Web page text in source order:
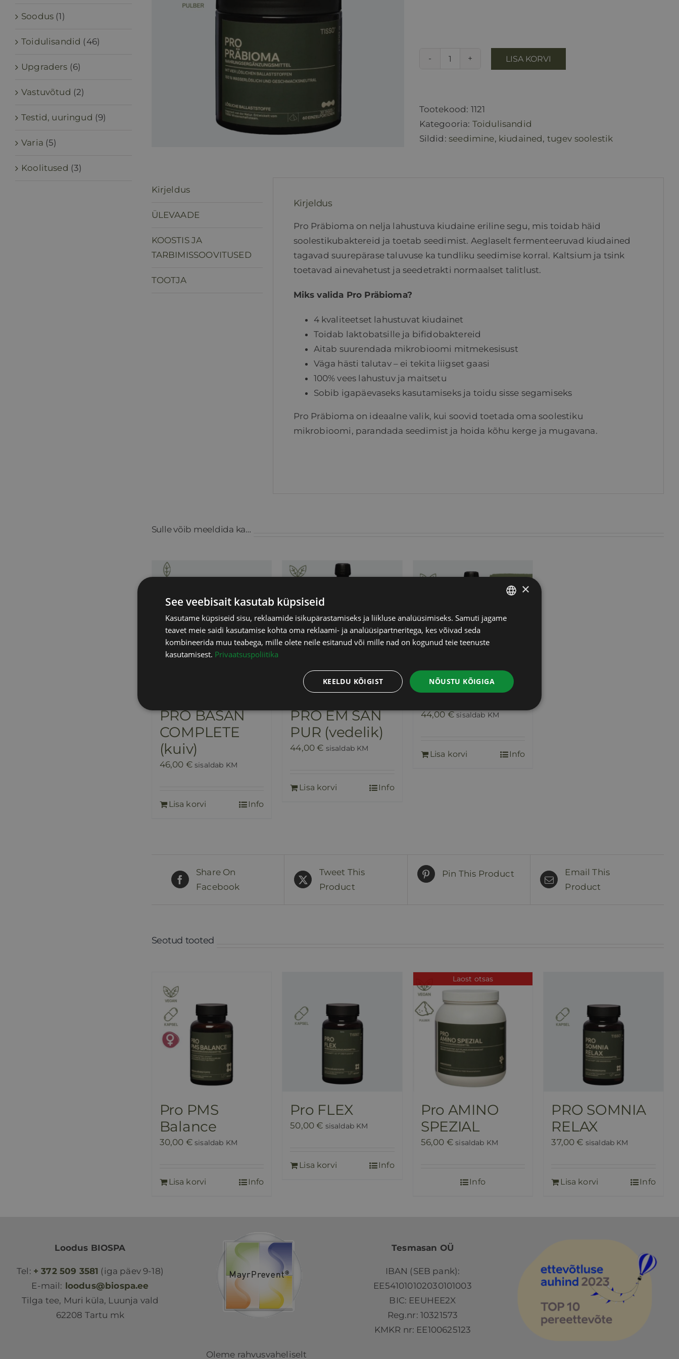
Pro
LISA KORVI
Tootekood: 1121
Kategooria: Toidulisandid
Sildid:seedimine, kiudained, tugev soolestik
Kirjeldus
ÜLEVAADE
KOOSTIS JA
TARBIMISSOOVITUSED
TOOTJA
Kirjeldus
Pro Präbioma on nelja lahustuva kiudaine eriline segu, mis toidab häid
soolestikubaktereid ja toetab seedimist. Aeglaselt fermenteeruvad kiudained
tagavad suurepärase taluvuse ka tundliku seedimise korral. Kaltsium ja tsink
toetavad ainevahetust ja seedetrakti normaalset talitlust.
Miks valida Pro Präbioma?
4 kvaliteetset lahustuvat kiudainet
Toidab laktobatsille ja bifidobaktereid
Aitab suurendada mikrobioomi mitmekesisust
Väga hästi talutav – ei tekita liigset gaasi
100% vees lahustuv ja maitsetu
Sobib igapäevaseks kasutamiseks ja toidu sisse segamiseks
Pro Präbioma on ideaalne valik, kui soovid toetada oma soolestiku
mikrobioomi, parandada seedimist ja hoida kõhu kerge ja mugavana.
Sulle võib meeldida ka…
PRO BASAN
COMPLETE
(kuiv)
46,00 € sisaldab KM
Lisa korvi Info
Probiootik
PRO EM SAN
PUR (vedelik)
44,00€ sisaldab KM
Lisa korvi Info
Pro EM SAN
44,00€ sisaldab KM
Lisa korvi Info
Share On
Facebook
Tweet This
Product
Pin This Product
Email This
Product
Seotud tooted
Pro PMS
Balance
30,00 € sisaldab KM
Lisa korvi Info
Pro FLEX
50,00€ sisaldab KM
Lisa korvi Info
Laost otsas
Pro AMINO
SPEZIAL
56,00 € sisaldab KM
Info
PRO SOMNIA
RELAX
37,00€ sisaldab KM
Lisa korvi Info
Soodus (1)
Toidulisandid (46)
Upgraders (6)
Vastuvõtud (2)
Testid, uuringud (9)
Varia (5)
Koolitused (3)
Loodus BIOSPA
Tel: + 372 509 3581 (iga päev 9-18)
E-mail: loodus@biospa.ee
Tilga tee, Muri küla, Luunja vald
62208 Tartu mk
Oleme rahvusvaheliselt
Tesmasan OÜ
IBAN (SEB pank):
EE541010102030101003
BIC: EEUHEE2X
Reg.nr: 10321573
KMKR nr: EE100625123
ESTONIAN
×
See veebisait kasutab küpsiseid
Kasutame küpsiseid sisu, reklaamide isikupärastamiseks ja liikluse analüüsimiseks. Samuti jagame
teavet meie saidi kasutamise kohta oma reklaami- ja analüüsipartneritega, kes võivad seda
kombineerida muu teabega, mille olete neile esitanud või mille nad on kogunud teie teenuste
kasutamisest. Privaatsuspoliitika
NÕUSTU KÕIGIGA
KEELDU KÕIGIST